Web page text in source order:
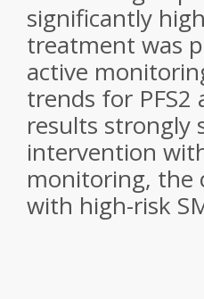
significantly
treatment was
active
trends for PFS2
results strongly
intervention
monitoring, the
with high-risk